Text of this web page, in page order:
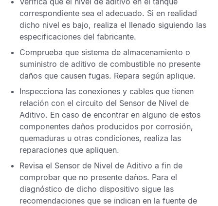
correspondiente sea el adecuado. Si en realidad
dicho nivel es bajo, realiza el llenado siguiendo las
especificaciones del fabricante.
Comprueba que sistema de almacenamiento o
suministro de aditivo de combustible no presente
daños que causen fugas. Repara según aplique.
Inspecciona las conexiones y cables que tienen
relación con el circuito del Sensor de Nivel de
Aditivo. En caso de encontrar en alguno de estos
componentes daños producidos por corrosión,
quemaduras u otras condiciones, realiza las
reparaciones que apliquen.
Revisa el Sensor de Nivel de Aditivo a fin de
comprobar que no presente daños. Para el
diagnóstico de dicho dispositivo sigue las
recomendaciones que se indican en la fuente de